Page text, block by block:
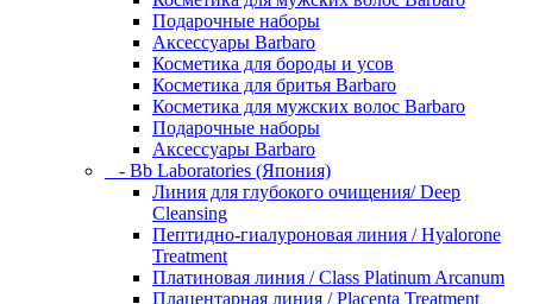
Подарочные наборы
Аксессуары Barbaro
Косметика для бороды и усов
Косметика для бритья Barbaro
Косметика для мужских волос Barbaro
Подарочные наборы
Аксессуары Barbaro
- Bb Laboratories (Япония)
Линия для глубокого очищения/ Deep
Cleansing
Пептидно-гиалуроновая линия / Hyalorone
Treatment
Платиновая линия / Class Platinum Arcanum
Плацентарная линия / Placenta Treatment